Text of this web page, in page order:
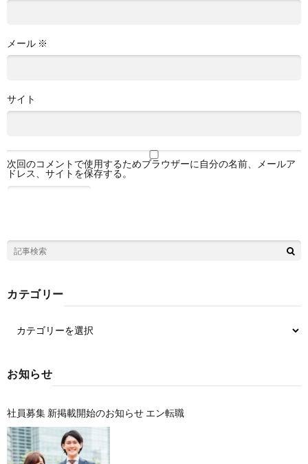
メール ※
サイト
次回のコメントで使用するためブラウザーに自分の名前、メールア
ドレス、サイトを保存する。
カテゴリー
お知らせ
社員募集 新掲載開始のお知らせ エン転職